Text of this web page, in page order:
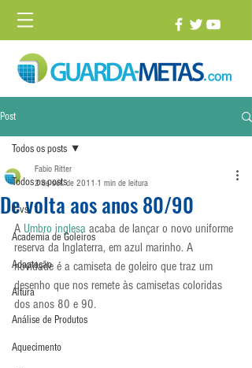
Post
Todos os posts
1 vs. 1
Academia de Goleiros
Adaptação
Altura
Análise de Produtos
Aquecimento
Todos os posts
De volta aos anos 80/90
Fabio Ritter
2 de set. de 2011 1 min de leitura
A Umbro inglesa acaba de lançar o novo uniforme
reserva da Inglaterra, em azul marinho. A
novidade é a camiseta de goleiro que traz um
desenho que nos remete às camisetas coloridas
dos anos 80 e 90.